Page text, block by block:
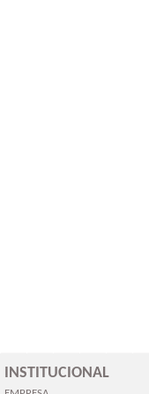
INSTITUCIONAL